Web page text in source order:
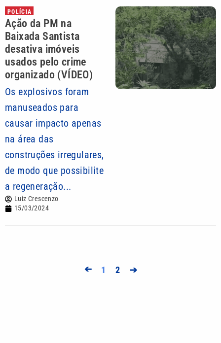
POLÍCIA
Ação da PM na
Baixada Santista
desativa imóveis
usados pelo crime
organizado (VÍDEO)
Os explosivos foram
manuseados para
causar impacto apenas
na área das
construções irregulares,
de modo que possibilite
a regeneração...
Luiz Crescenzo
15/03/2024
➔ 1 2 ➔